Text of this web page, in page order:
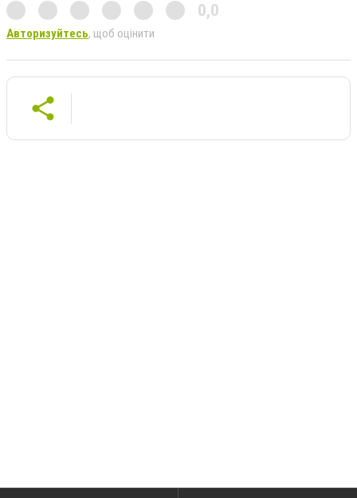
0,0
Авторизуйтесь, щоб оцінити